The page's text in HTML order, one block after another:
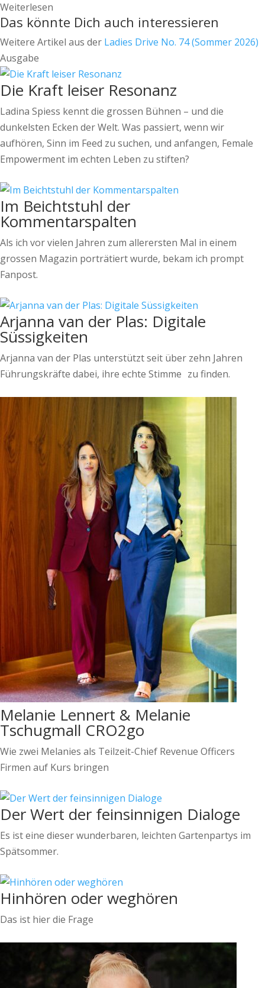
Weiterlesen
Das könnte Dich auch interessieren
Weitere Artikel aus der Ladies Drive No. 74 (Sommer 2026)
Ausgabe
Die Kraft leiser Resonanz
Ladina Spiess kennt die grossen Bühnen – und die
dunkelsten Ecken der Welt. Was passiert, wenn wir
aufhören, Sinn im Feed zu suchen, und anfangen, Female
Empowerment im echten Leben zu stiften?
Im Beichtstuhl der
Kommentarspalten
Als ich vor vielen Jahren zum allerersten Mal in einem
grossen Magazin porträtiert wurde, bekam ich prompt
Fanpost.
Arjanna van der Plas: Digitale
Süssigkeiten
Arjanna van der Plas unterstützt seit über zehn Jahren
Führungskräfte dabei, ihre echte Stimme zu finden.
Melanie Lennert & Melanie
Tschugmall CRO2go
Wie zwei Melanies als Teilzeit-Chief Revenue Officers
Firmen auf Kurs bringen
Der Wert der feinsinnigen Dialoge
Es ist eine dieser wunderbaren, leichten Gartenpartys im
Spätsommer.
Hinhören oder weghören
Das ist hier die Frage